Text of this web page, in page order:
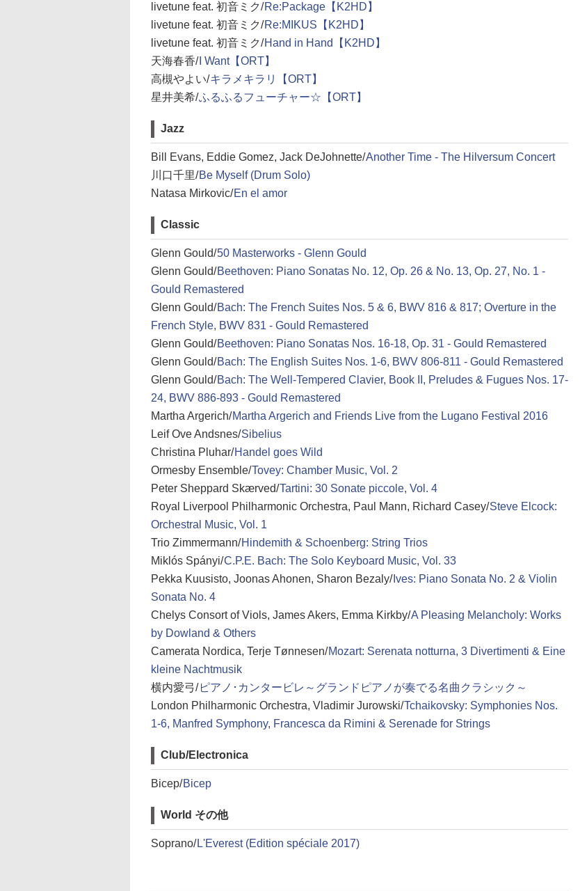
livetune feat. 初音ミク/Re:Package【K2HD】
livetune feat. 初音ミク/Re:MIKUS【K2HD】
livetune feat. 初音ミク/Hand in Hand【K2HD】
天海春香/ I Want【ORT】
高槻やよい/キラメキラリ【ORT】
星井美希/ふるふるフューチャー☆【ORT】
Jazz
Bill Evans, Eddie Gomez, Jack DeJohnette/Another Time - The Hilversum Concert
川口千里/Be Myself (Drum Solo)
Natasa Mirkovic/En el amor
Classic
Glenn Gould/50 Masterworks - Glenn Gould
Glenn Gould/Beethoven: Piano Sonatas No. 12, Op. 26 & No. 13, Op. 27, No. 1 -
Gould Remastered
Glenn Gould/Bach: The French Suites Nos. 5 & 6, BWV 816 & 817; Overture in the
French Style, BWV 831 - Gould Remastered
Glenn Gould/Beethoven: Piano Sonatas Nos. 16-18, Op. 31 - Gould Remastered
Glenn Gould/Bach: The English Suites Nos. 1-6, BWV 806-811 - Gould Remastered
Glenn Gould/Bach: The Well-Tempered Clavier, Book II, Preludes & Fugues Nos. 17-
24, BWV 886-893 - Gould Remastered
Martha Argerich/Martha Argerich and Friends Live from the Lugano Festival 2016
Leif Ove Andsnes/Sibelius
Christina Pluhar/Handel goes Wild
Ormesby Ensemble/Tovey: Chamber Music, Vol. 2
Peter Sheppard Skærved/Tartini: 30 Sonate piccole, Vol. 4
Royal Liverpool Philharmonic Orchestra, Paul Mann, Richard Casey/Steve Elcock:
Orchestral Music, Vol. 1
Trio Zimmermann/Hindemith & Schoenberg: String Trios
Miklós Spányi/C.P.E. Bach: The Solo Keyboard Music, Vol. 33
Pekka Kuusisto, Joonas Ahonen, Sharon Bezaly/ Ives: Piano Sonata No. 2 & Violin
Sonata No. 4
Chelys Consort of Viols, James Akers, Emma Kirkby/A Pleasing Melancholy: Works
by Dowland & Others
Camerata Nordica, Terje Tønnesen/Mozart: Serenata notturna, 3 Divertimenti & Eine
kleine Nachtmusik
横内愛弓/ ピアノ･カンタービレ～グランドピアノが奏でる名曲クラシック～
London Philharmonic Orchestra, Vladimir Jurowski/Tchaikovsky: Symphonies Nos.
1-6, Manfred Symphony, Francesca da Rimini & Serenade for Strings
Club/Electronica
Bicep/Bicep
World その他
Soprano/ L'Everest (Edition spéciale 2017)